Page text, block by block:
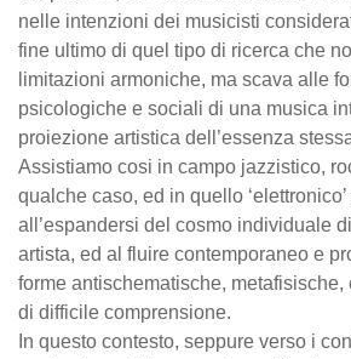
nelle intenzioni dei musicisti
fine ultimo di quel tipo di ricerca che
limitazioni armoniche, ma scava alle
psicologiche e sociali di una musica
proiezione artistica dell’essenza
Assistiamo cosi in campo jazzistico,
qualche caso, ed in quello
all’espandersi del cosmo individuale
artista, ed al fluire contemporaneo e
forme antischematische,
di difficile comprensione.
In questo contesto, seppure verso i